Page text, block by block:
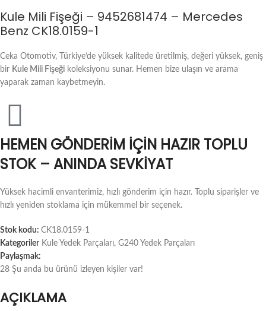
Kule Mili Fişeği – 9452681474 – Mercedes
Benz CK18.0159-1
Ceka Otomotiv, Türkiye’de yüksek kalitede üretilmiş, değeri yüksek, geniş
bir Kule Mili Fişeği koleksiyonu sunar. Hemen bize ulaşın ve arama
yaparak zaman kaybetmeyin.
HEMEN GÖNDERIM İÇIN HAZIR TOPLU
STOK – ANINDA SEVKIYAT
Yüksek hacimli envanterimiz, hızlı gönderim için hazır. Toplu siparişler ve
hızlı yeniden stoklama için mükemmel bir seçenek.
Stok kodu: CK18.0159-1
Kategoriler Kule Yedek Parçaları, G240 Yedek Parçaları
Paylaşmak:
28 Şu anda bu ürünü izleyen kişiler var!
AÇIKLAMA